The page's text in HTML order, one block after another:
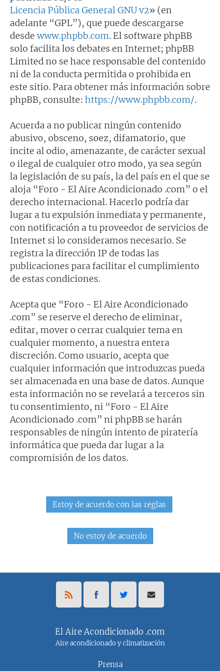
Licencia Pública General GNU v2» (en
adelante “GPL”), que puede descargarse
desde www.phpbb.com. El software phpBB
solo facilita los debates en Internet; phpBB
Limited no se hace responsable del contenido
ni de la conducta permitida o prohibida en
este sitio. Para obtener más información sobre
phpBB, consulte: https://www.phpbb.com/.
Acuerda a no publicar ningún contenido
abusivo, obsceno, soez, difamatorio, que
incite al odio, amenazante, de carácter sexual
o ilegal de cualquier otro modo, ya sea según
la legislación de su país, la del país en el que se
aloja “Foro - El Aire Acondicionado .com” o el
derecho internacional. Hacerlo podría dar
lugar a tu expulsión inmediata y permanente,
con notificación a tu proveedor de servicios de
Internet si lo consideramos necesario. Se
registra la dirección IP de todas las
publicaciones para facilitar el cumplimiento
de estas condiciones.
Acepta que “Foro - El Aire Acondicionado
.com” se reserve el derecho de eliminar,
editar, mover o cerrar cualquier tema en
cualquier momento, a nuestra entera
discreción. Como usuario, acepta que
cualquier información que introduzcas pueda
ser almacenada en una base de datos. Aunque
esta información no se revelará a terceros sin
tu consentimiento, ni “Foro - El Aire
Acondicionado .com” ni phpBB se harán
responsables de ningún intento de piratería
informática que pueda dar lugar a la
compromisión de los datos.
El Aire Acondicionado .com
Aire acondicionado y climatización
Prensa